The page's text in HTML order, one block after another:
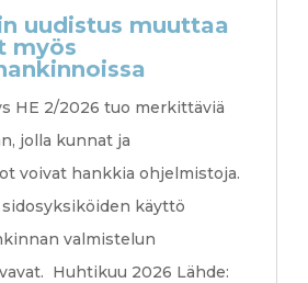
uudistus muuttaa
myös
HE 2/2026 tuo merkittäviä
jolla kunnat ja
voivat hankkia ohjelmistoja.
sidosyksiköiden käyttö
valmistelun
Huhtikuu 2026 Lähde: